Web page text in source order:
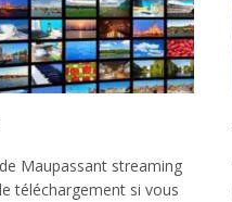
Maupassant streaming
téléchargement si vous